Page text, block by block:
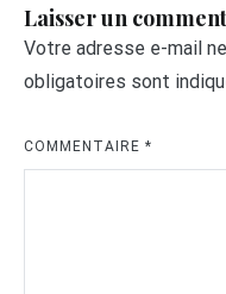
Laisser un
Votre adresse e-mail
obligatoires sont
COMMENTAIRE *